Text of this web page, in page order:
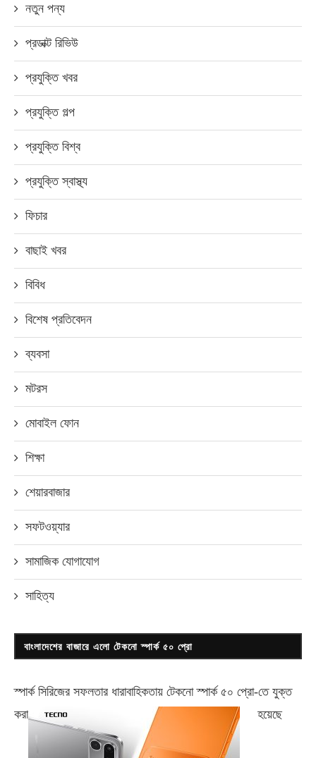
নতুন পন্য
প্রডাক্ট রিভিউ
প্রযুক্তি খবর
প্রযুক্তি গল্প
প্রযুক্তি বিশ্ব
প্রযুক্তি স্বাস্থ্য
ফিচার
বাছাই খবর
বিবিধ
বিশেষ প্রতিবেদন
ব্যবসা
মটরস
মোবাইল ফোন
শিক্ষা
শেয়ারবাজার
সফটওয়্যার
সামাজিক যোগাযোগ
সাহিত্য
বাংলাদেশের বাজারে এলো টেকনো স্পার্ক ৫০ প্রো
স্পার্ক সিরিজের সফলতার ধারাবাহিকতায় টেকনোস্পার্ক ৫০ প্রো-তে যুক্ত
করা
হয়েছে